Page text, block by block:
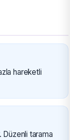
hareketli
Düzenli tarama